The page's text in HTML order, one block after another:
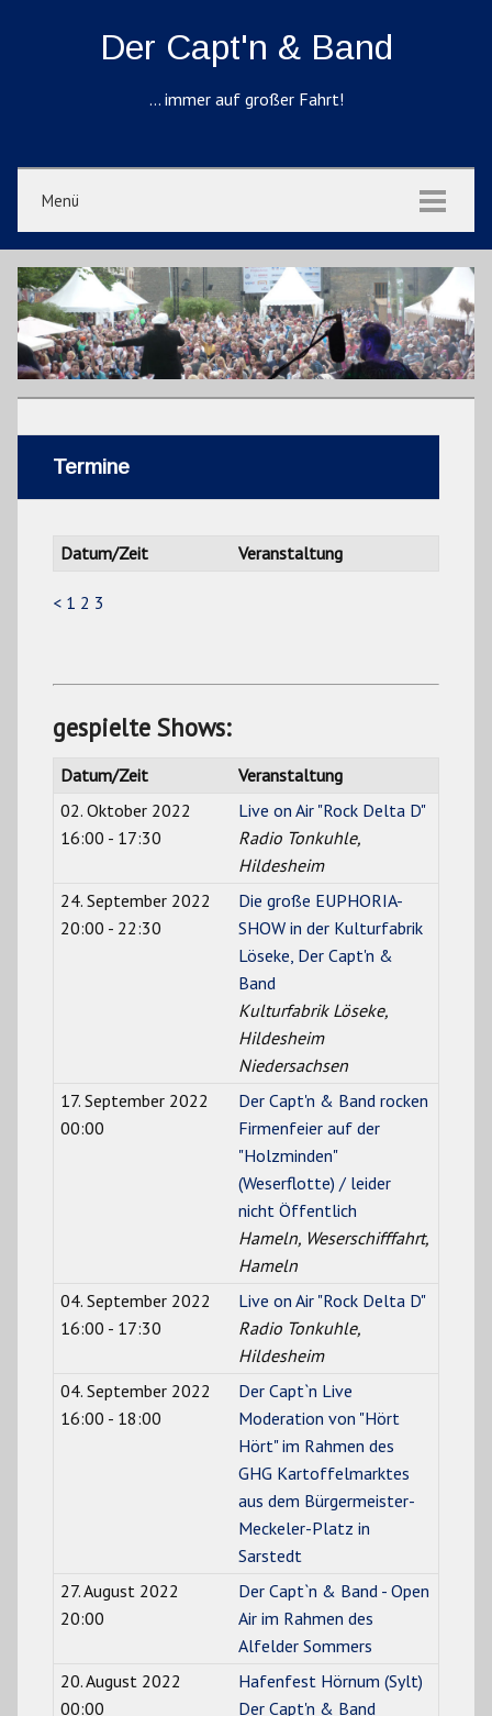
Der Capt'n & Band
… immer auf großer Fahrt!
Menü
Termine
Datum/Zeit Veranstaltung
< 1 2 3
gespielte Shows:
Datum/Zeit
Veranstaltung
02. Oktober 2022
16:00 - 17:30
Live on Air "Rock Delta D"
Radio Tonkuhle,
Hildesheim
24. September 2022
20:00 - 22:30
Die große EUPHORIA-
SHOW in der Kulturfabrik
Löseke, Der Capt'n &
Band
Kulturfabrik Löseke,
Hildesheim
Niedersachsen
17. September 2022
00:00
Der Capt'n & Band rocken
Firmenfeier auf der
"Holzminden"
(Weserflotte) / leider
nicht Öffentlich
Hameln, Weserschifffahrt,
Hameln
04. September 2022
16:00 - 17:30
Live on Air "Rock Delta D"
Radio Tonkuhle,
Hildesheim
04. September 2022
16:00 - 18:00
Der Capt`n Live
Moderation von "Hört
Hört" im Rahmen des
GHG Kartoffelmarktes
aus dem Bürgermeister-
Meckeler-Platz in
Sarstedt
27. August 2022
20:00
Der Capt`n & Band - Open
Air im Rahmen des
Alfelder Sommers
20. August 2022
00:00
Hafenfest Hörnum (Sylt)
Der Capt'n & Band